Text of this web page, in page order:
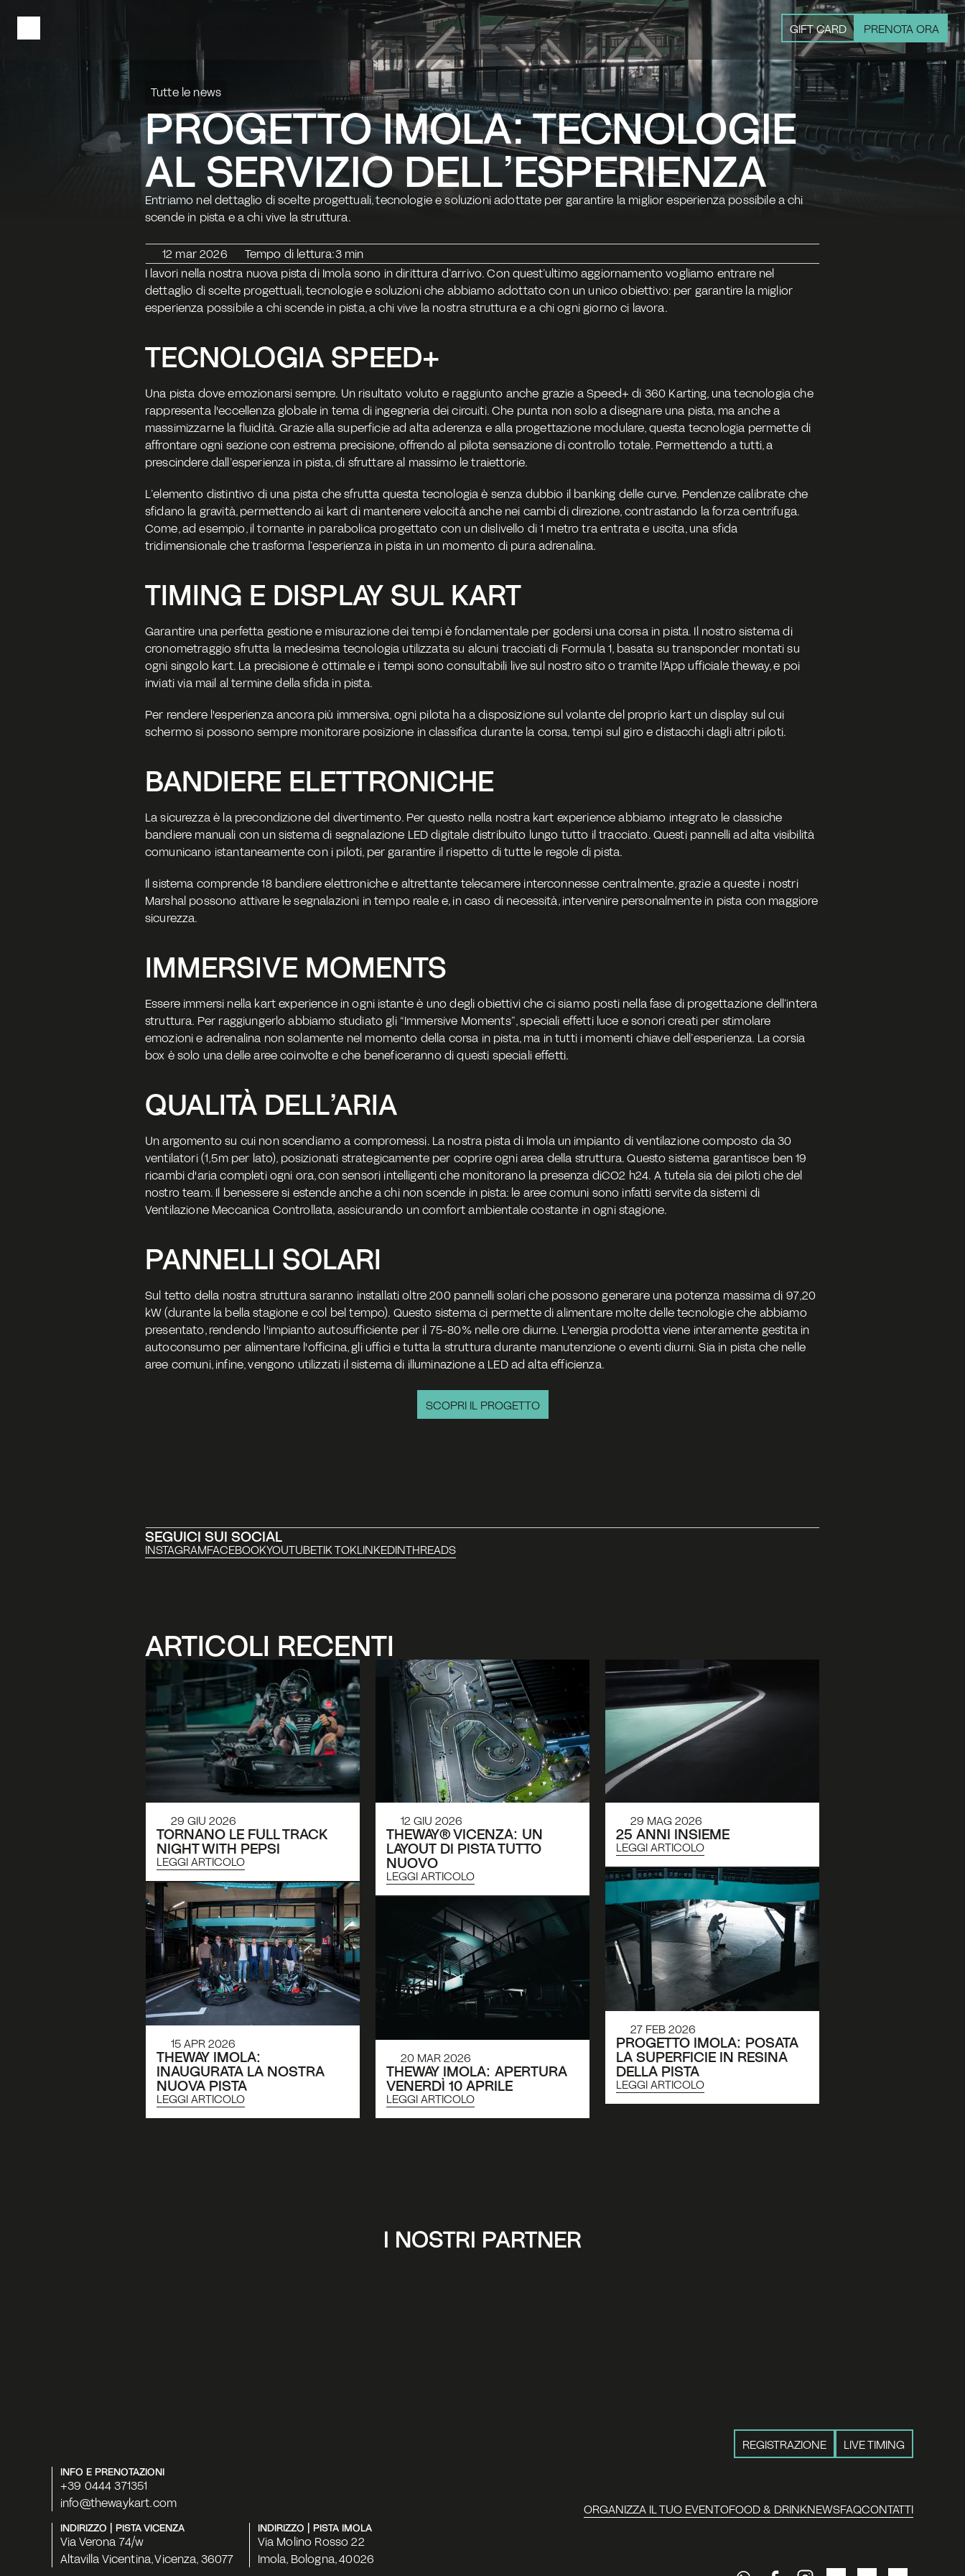
Tutte le news
PROGETTO IMOLA: TECNOLOGIE
AL SERVIZIO DELL’ESPERIENZA
Entriamo nel dettaglio di scelte progettuali, tecnologie e soluzioni adottate per garantire la miglior esperienza possibile a chi
scende in pista e a chi vive la struttura.
12 mar 2026 Tempo di lettura:3 min
I lavori nella nostra nuova pista di Imola sono in dirittura d’arrivo. Con quest’ultimo aggiornamento vogliamo entrare nel
dettaglio di scelte progettuali, tecnologie e soluzioni che abbiamo adottato con un unico obiettivo: per garantire la miglior
esperienza possibile a chi scende in pista, a chi vive la nostra struttura e a chi ogni giorno ci lavora.
TECNOLOGIA SPEED+
Una pista dove emozionarsi sempre. Un risultato voluto e raggiunto anche grazie a Speed+ di 360 Karting, una tecnologia che
rappresenta l'eccellenza globale in tema di ingegneria dei circuiti. Che punta non solo a disegnare una pista, ma anche a
massimizzarne la fluidità. Grazie alla superficie ad alta aderenza e alla progettazione modulare, questa tecnologia permette di
affrontare ogni sezione con estrema precisione, offrendo al pilota sensazione di controllo totale. Permettendo a tutti, a
prescindere dall’esperienza in pista, di sfruttare al massimo le traiettorie.
L’elemento distintivo di una pista che sfrutta questa tecnologia è senza dubbio il banking delle curve. Pendenze calibrate che
sfidano la gravità, permettendo ai kart di mantenere velocità anche nei cambi di direzione, contrastando la forza centrifuga.
Come, ad esempio, il tornante in parabolica progettato con un dislivello di 1 metro tra entrata e uscita, una sfida
tridimensionale che trasforma l’esperienza in pista in un momento di pura adrenalina.
TIMING E DISPLAY SUL KART
Garantire una perfetta gestione e misurazione dei tempi è fondamentale per godersi una corsa in pista. Il nostro sistema di
cronometraggio sfrutta la medesima tecnologia utilizzata su alcuni tracciati di Formula 1, basata su transponder montati su
ogni singolo kart. La precisione è ottimale e i tempi sono consultabili live sul nostro sito o tramite l'App ufficiale theway, e poi
inviati via mail al termine della sfida in pista.
Per rendere l'esperienza ancora più immersiva, ogni pilota ha a disposizione sul volante del proprio kart un display sul cui
schermo si possono sempre monitorare posizione in classifica durante la corsa, tempi sul giro e distacchi dagli altri piloti.
BANDIERE ELETTRONICHE
La sicurezza è la precondizione del divertimento. Per questo nella nostra kart experience abbiamo integrato le classiche
bandiere manuali con un sistema di segnalazione LED digitale distribuito lungo tutto il tracciato. Questi pannelli ad alta visibilità
comunicano istantaneamente con i piloti, per garantire il rispetto di tutte le regole di pista.
Il sistema comprende 18 bandiere elettroniche e altrettante telecamere interconnesse centralmente, grazie a queste i nostri
Marshal possono attivare le segnalazioni in tempo reale e, in caso di necessità, intervenire personalmente in pista con maggiore
sicurezza.
IMMERSIVE MOMENTS
Essere immersi nella kart experience in ogni istante è uno degli obiettivi che ci siamo posti nella fase di progettazione dell’intera
struttura. Per raggiungerlo abbiamo studiato gli “Immersive Moments”, speciali effetti luce e sonori creati per stimolare
emozioni e adrenalina non solamente nel momento della corsa in pista, ma in tutti i momenti chiave dell’esperienza. La corsia
box è solo una delle aree coinvolte e che beneficeranno di questi speciali effetti.
QUALITÀ DELL’ARIA
Un argomento su cui non scendiamo a compromessi. La nostra pista di Imola un impianto di ventilazione composto da 30
ventilatori (1,5m per lato), posizionati strategicamente per coprire ogni area della struttura. Questo sistema garantisce ben 19
ricambi d'aria completi ogni ora, con sensori intelligenti che monitorano la presenza diCO2 h24. A tutela sia dei piloti che del
nostro team. Il benessere si estende anche a chi non scende in pista: le aree comuni sono infatti servite da sistemi di
Ventilazione Meccanica Controllata, assicurando un comfort ambientale costante in ogni stagione.
PANNELLI SOLARI
Sul tetto della nostra struttura saranno installati oltre 200 pannelli solari che possono generare una potenza massima di 97,20
kW (durante la bella stagione e col bel tempo). Questo sistema ci permette di alimentare molte delle tecnologie che abbiamo
presentato, rendendo l'impianto autosufficiente per il 75-80% nelle ore diurne. L'energia prodotta viene interamente gestita in
autoconsumo per alimentare l'officina, gli uffici e tutta la struttura durante manutenzione o eventi diurni. Sia in pista che nelle
aree comuni, infine, vengono utilizzati il sistema di illuminazione a LED ad alta efficienza.
SCOPRI IL PROGETTO
SEGUICI SUI SOCIAL
INSTAGRAMFACEBOOKYOUTUBETIK TOKLINKEDINTHREADS
ARTICOLI RECENTI
29 GIU 2026
TORNANO LE FULL TRACK
NIGHT WITH PEPSI
LEGGI ARTICOLO
15 APR 2026
THEWAY IMOLA:
INAUGURATA LA NOSTRA
NUOVA PISTA
LEGGI ARTICOLO
12 GIU 2026
THEWAY® VICENZA: UN
LAYOUT DI PISTA TUTTO
NUOVO
LEGGI ARTICOLO
20 MAR 2026
THEWAY IMOLA: APERTURA
VENERDÌ 10 APRILE
LEGGI ARTICOLO
29 MAG 2026
25 ANNI INSIEME
LEGGI ARTICOLO
27 FEB 2026
PROGETTO IMOLA: POSATA
LA SUPERFICIE IN RESINA
DELLA PISTA
LEGGI ARTICOLO
I NOSTRI PARTNER
INFO E PRENOTAZIONI
+39 0444 371351
info@thewaykart.com
INDIRIZZO | PISTA VICENZA
Via Verona 74/w
Altavilla Vicentina, Vicenza, 36077
INDIRIZZO | PISTA IMOLA
Via Molino Rosso 22
Imola, Bologna, 40026
REGISTRAZIONE LIVE TIMING
ORGANIZZA IL TUO EVENTOFOOD & DRINKNEWSFAQCONTATTI
GIFT CARD PRENOTA ORA